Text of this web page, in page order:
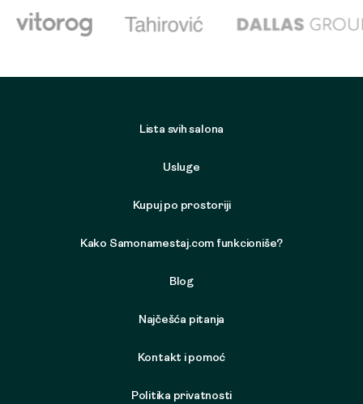
Lista svih salona
Usluge
Kupuj po prostoriji
Kako Samonamestaj.com funkcioniše?
Blog
Najčešća pitanja
Kontakt i pomoć
Politika privatnosti